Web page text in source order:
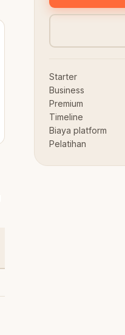
Starter
Business
Premium
Timeline
Biaya platform
Pelatihan